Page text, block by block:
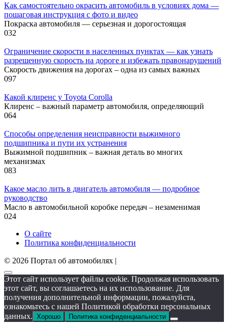
Как самостоятельно окрасить автомобиль в условиях дома —
пошаговая инструкция с фото и видео
Покраска автомобиля — серьезная и дорогостоящая
032
Ограничение скорости в населенных пунктах — как узнать
разрешенную скорость на дороге и избежать правонарушений
Скорость движения на дорогах – одна из самых важных
097
Какой клиренс у Toyota Corolla
Клиренс – важный параметр автомобиля, определяющий
064
Способы определения неисправности выжимного
подшипника и пути их устранения
Выжимной подшипник – важная деталь во многих
механизмах
083
Какое масло лить в двигатель автомобиля — подробное
руководство
Масло в автомобильной коробке передач – незаменимая
024
О сайте
Политика конфиденциальности
© 2026 Портал об автомобилях |
Этот сайт использует файлы cookie. Продолжая использовать
этот сайт, вы соглашаетесь на их использование. Для
получения дополнительной информации, пожалуйста,
ознакомьтесь с нашей Политикой обработки персональных
данных. Хорошо Политика конфиденциальности